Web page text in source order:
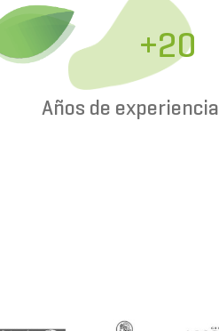
+20
Años de experiencia